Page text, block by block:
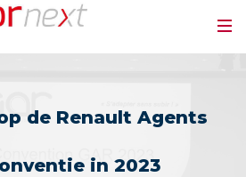
de Renault Agents
in 2023